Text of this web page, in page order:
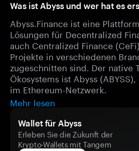
Was ist Abyss und wer hat es
Abyss.Finance ist eine
Lösungen für Decentralized
auch Centralized Finance
Projekte in verschiedenen
zugeschnitten sind. Der native
Ökosystems ist Abyss
im Ethereum-Netzwerk.
Mehr lesen
Wallet für Abyss
Erleben Sie die Zukunft der
Krypto-Wallets mit Tangem